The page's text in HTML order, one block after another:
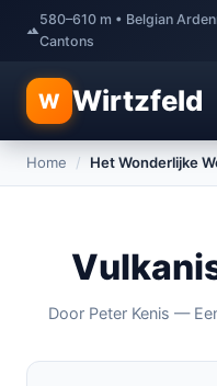
580–610 m • Belgian
Cantons
W Wirtzfeld
Home / Het Wonderlijke
Door Peter Kenis —